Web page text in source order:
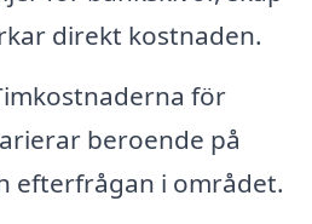
direkt kostnaden.
för
beroende på
efterfrågan i området.